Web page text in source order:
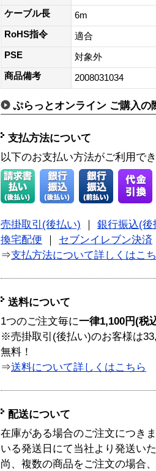
ケーブル長
6m
RoHS指令
適合
PSE
対象外
商品備考
2008031034
ぷらっとオンライン ご購入の
支払方法について
以下のお支払い方法がご利用で
売掛取引(後払い)
銀行振込(後
換宅配便
セブンイレブン決済
⇒支払方法について詳しくはこ
送料について
1つのご注文毎に一律1,100円(税
※売掛取引(後払い)のお客様は
無料！
⇒送料について詳しくはこちら
配送について
在庫がある場合のご注文につき
いる発送日にて当社より発送い
尚、複数の商品をご注文の場合